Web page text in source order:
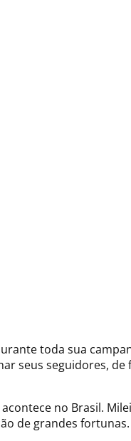
toda sua
seus seguidores, de
no Brasil.
de grandes fortunas.